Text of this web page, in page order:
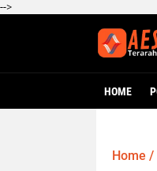
-->
HOME
Home /